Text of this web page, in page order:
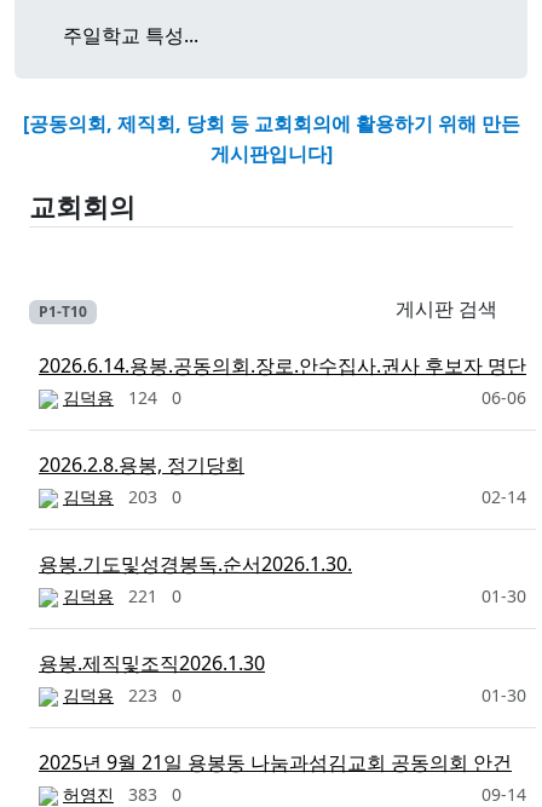
주일학교 특성...
[공동의회, 제직회, 당회 등 교회회의에 활용하기 위해 만든
게시판입니다]
교회회의
P1-T10 게시판 검색
2026.6.14.용봉.공동의회.장로.안수집사.권사 후보자 명단
김덕용 124 0 06-06
2026.2.8.용봉, 정기당회
김덕용 203 0 02-14
용봉.기도및성경봉독.순서2026.1.30.
김덕용 221 0 01-30
용봉.제직및조직2026.1.30
김덕용 223 0 01-30
2025년 9월 21일 용봉동 나눔과섬김교회 공동의회 안건
허영진 383 0 09-14